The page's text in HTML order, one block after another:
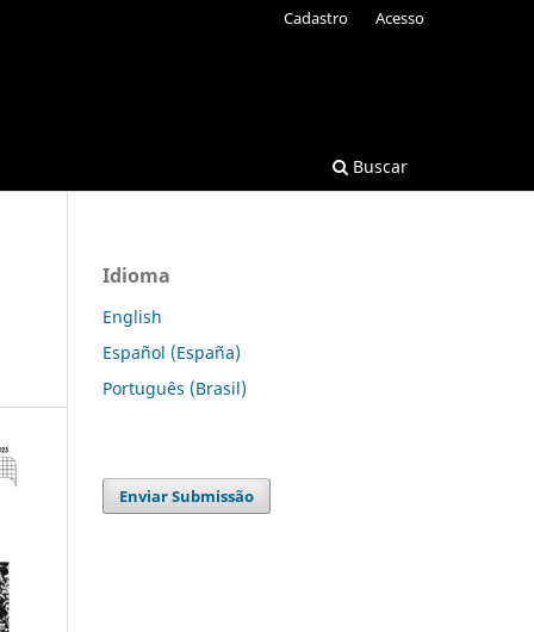
Buscar
Cadastro Acesso
Idioma
English
Español (España)
Português (Brasil)
Enviar Submissão